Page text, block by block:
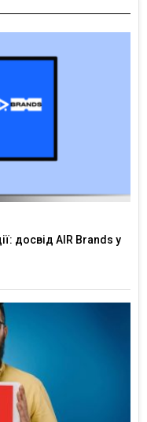
досвід AIR Brands у